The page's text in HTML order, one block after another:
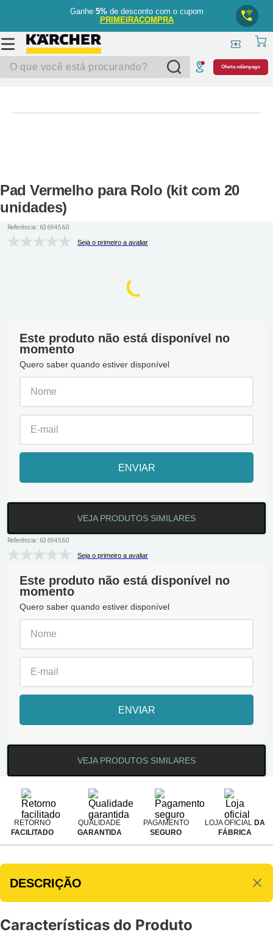
Ganhe 5%de desconto com o cupom
PRIMEIRACOMPRA
O que você está procurando? Oferta relâmpago
Pad Vermelho para Rolo (kit com 20
unidades)
Referência:: 63694560
Seja o primeiro a avaliar
Este produto não está disponível no
momento
Quero saber quando estiver disponível
ENVIAR
VEJA PRODUTOS SIMILARES
Referência:: 63694560
Seja o primeiro a avaliar
Este produto não está disponível no
momento
Quero saber quando estiver disponível
ENVIAR
VEJA PRODUTOS SIMILARES
RETORNO
FACILITADO
QUALIDADE
GARANTIDA
PAGAMENTO
SEGURO
LOJA OFICIAL DA
FÁBRICA
DESCRIÇÃO
Características do Produto